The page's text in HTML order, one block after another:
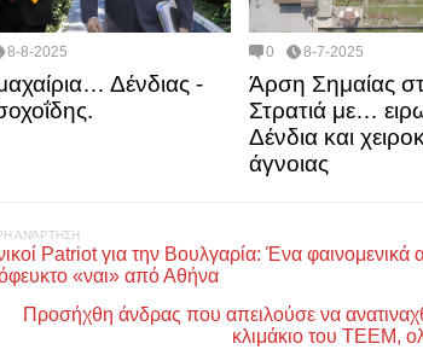
8-8-2025
Δένδιας -
0 8-7-2025
Άρση Σημαίας
Στρατιά με…
Δένδια και
άγνοιας
ΑΝΆΡΤΗΣΗ
Patriot για την Βουλγαρία: Ένα φαινομενικά
«ναι» από Αθήνα
Προσήχθη άνδρας που απειλούσε να
κλιμάκιο του ΤΕΕΜ,